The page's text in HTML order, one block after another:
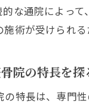
な通院によっ
術が受けられ
院の特長を探
特長は、専門